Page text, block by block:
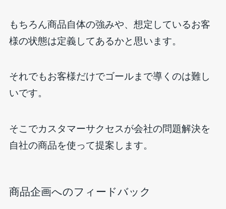
もちろん商品自体の強みや、想定しているお客
様の状態は定義してあるかと思います。
それでもお客様だけでゴールまで導くのは難し
いです。
そこでカスタマーサクセスが会社の問題解決を
自社の商品を使って提案します。
商品企画へのフィードバック